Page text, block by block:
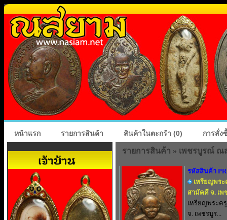
หน้าแรก รายการสินค้า สินค้าในตะกร้า (0) การสั่ง
รายการสินค้า » เพชรบูรณ์ ณ
รหัสสินค้า
เหรียญพร
สามัคคี จ. เพ
เหรียญพระค
จ. เพชรบูร...